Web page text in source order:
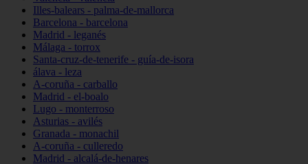
Illes-balears - palma-de-mallorca
Barcelona - barcelona
Madrid - leganés
Málaga - torrox
Santa-cruz-de-tenerife - guía-de-isora
álava - leza
A-coruña - carballo
Madrid - el-boalo
Lugo - monterroso
Asturias - avilés
Granada - monachil
A-coruña - culleredo
Madrid - alcalá-de-henares